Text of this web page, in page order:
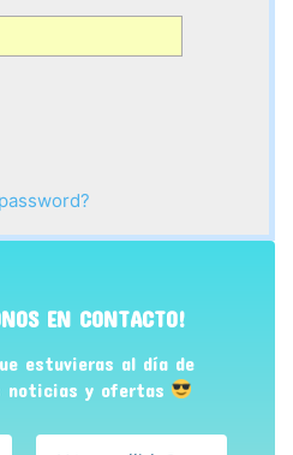
EN CONTACTO!
estuvieras al día de
noticias y ofertas